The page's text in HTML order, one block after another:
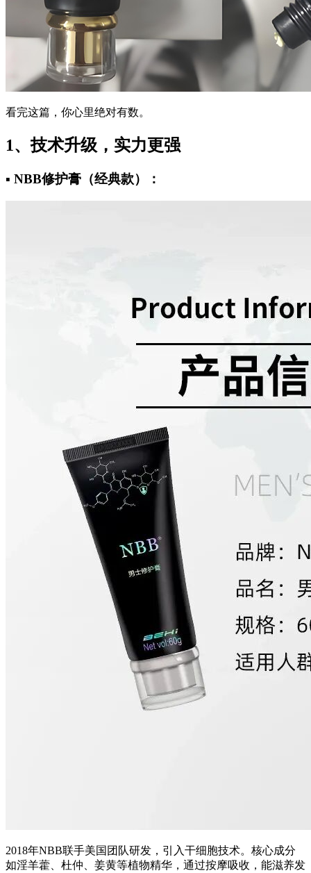
看完这篇，你心里绝对有数。
1、技术升级，实力更强
▪️ NBB修护膏（经典款）：
2018年NBB联手美国团队研发，引入干细胞技术。核心成分
如淫羊藿、杜仲、姜黄等植物精华，通过按摩吸收，能滋养发